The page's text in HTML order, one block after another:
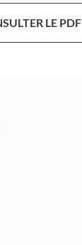
LE PDF